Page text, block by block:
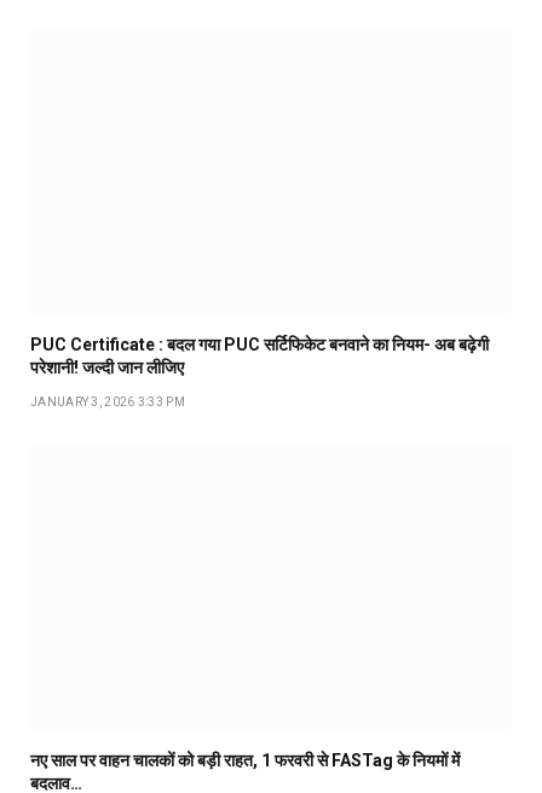
PUC Certificate : बदल गया PUC सर्टिफिकेट बनवाने का नियम- अब बढ़ेगी
परेशानी! जल्दी जान लीजिए
JANUARY 3, 2026 3:33 PM
नए साल पर वाहन चालकों को बड़ी राहत, 1 फरवरी से FASTag के नियमों में
बदलाव…